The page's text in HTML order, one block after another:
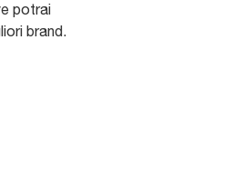
potrai
brand.